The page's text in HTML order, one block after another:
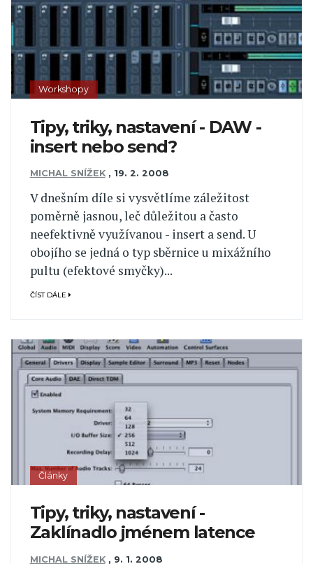
Workshopy
Tipy, triky, nastavení - DAW -
insert nebo send?
MICHAL SNÍŽEK , 19. 2. 2008
V dnešním díle si vysvětlíme záležitost
poměrně jasnou, leč důležitou a často
neefektivně využívanou - insert a send. U
obojího se jedná o typ sběrnice u mixážního
pultu (efektové smyčky)...
ČÍST DÁLE
Články
Tipy, triky, nastavení -
Zaklínadlo jménem latence
MICHAL SNÍŽEK , 9. 1. 2008